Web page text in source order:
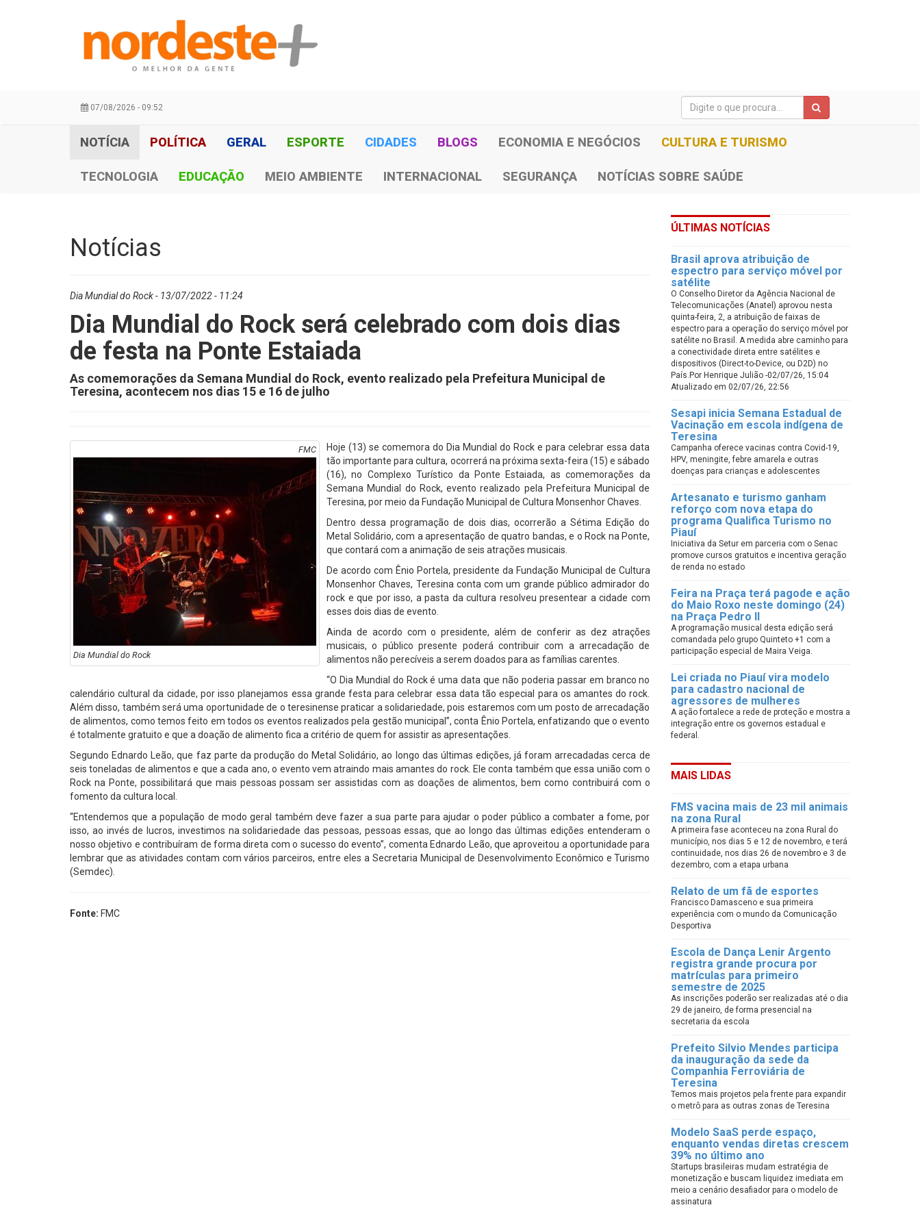
07/08/2026 - 09:52
NOTÍCIA POLÍTICA GERAL ESPORTE CIDADES BLOGS ECONOMIA E NEGÓCIOS CULTURA E TURISMO
TECNOLOGIA EDUCAÇÃO MEIO AMBIENTE INTERNACIONAL SEGURANÇA NOTÍCIAS SOBRE SAÚDE
Notícias
Dia Mundial do Rock - 13/07/2022 - 11:24
Dia Mundial do Rock será celebrado com dois dias
de festa na Ponte Estaiada
As comemorações da Semana Mundial do Rock, evento realizado pela Prefeitura Municipal de
Teresina, acontecem nos dias 15 e 16 de julho
FMC
Dia Mundial do Rock
Hoje (13) se comemora do Dia Mundial do Rock e para celebrar essa data
tão importante para cultura, ocorrerá na próxima sexta-feira (15) e sábado
(16), no Complexo Turístico da Ponte Estaiada, as comemorações da
Semana Mundial do Rock, evento realizado pela Prefeitura Municipal de
Teresina, por meio da Fundação Municipal de Cultura Monsenhor Chaves.
Dentro dessa programação de dois dias, ocorrerão a Sétima Edição do
Metal Solidário, com a apresentação de quatro bandas, e o Rock na Ponte,
que contará com a animação de seis atrações musicais.
De acordo com Ênio Portela, presidente da Fundação Municipal de Cultura
Monsenhor Chaves, Teresina conta com um grande público admirador do
rock e que por isso, a pasta da cultura resolveu presentear a cidade com
esses dois dias de evento.
Ainda de acordo com o presidente, além de conferir as dez atrações
musicais, o público presente poderá contribuir com a arrecadação de
alimentos não perecíveis a serem doados para as famílias carentes.
“O Dia Mundial do Rock é uma data que não poderia passar em branco no
calendário cultural da cidade, por isso planejamos essa grande festa para celebrar essa data tão especial para os amantes do rock.
Além disso, também será uma oportunidade de o teresinense praticar a solidariedade, pois estaremos com um posto de arrecadação
de alimentos, como temos feito em todos os eventos realizados pela gestão municipal”, conta Ênio Portela, enfatizando que o evento
é totalmente gratuito e que a doação de alimento fica a critério de quem for assistir as apresentações.
Segundo Ednardo Leão, que faz parte da produção do Metal Solidário, ao longo das últimas edições, já foram arrecadadas cerca de
seis toneladas de alimentos e que a cada ano, o evento vem atraindo mais amantes do rock. Ele conta também que essa união com o
Rock na Ponte, possibilitará que mais pessoas possam ser assistidas com as doações de alimentos, bem como contribuirá com o
fomento da cultura local.
“Entendemos que a população de modo geral também deve fazer a sua parte para ajudar o poder público a combater a fome, por
isso, ao invés de lucros, investimos na solidariedade das pessoas, pessoas essas, que ao longo das últimas edições entenderam o
nosso objetivo e contribuíram de forma direta com o sucesso do evento”, comenta Ednardo Leão, que aproveitou a oportunidade para
lembrar que as atividades contam com vários parceiros, entre eles a Secretaria Municipal de Desenvolvimento Econômico e Turismo
(Semdec).
Fonte: FMC
ÚLTIMAS NOTÍCIAS
Brasil aprova atribuição de
espectro para serviço móvel por
satélite
O Conselho Diretor da Agência Nacional de
Telecomunicações (Anatel) aprovou nesta
quinta-feira, 2, a atribuição de faixas de
espectro para a operação do serviço móvel por
satélite no Brasil. A medida abre caminho para
a conectividade direta entre satélites e
dispositivos (Direct-to-Device, ou D2D) no
País.Por Henrique Julião -02/07/26, 15:04
Atualizado em 02/07/26, 22:56
Sesapi inicia Semana Estadual de
Vacinação em escola indígena de
Teresina
Campanha oferece vacinas contra Covid-19,
HPV, meningite, febre amarela e outras
doenças para crianças e adolescentes
Artesanato e turismo ganham
reforço com nova etapa do
programa Qualifica Turismo no
Piauí
Iniciativa da Setur em parceria com o Senac
promove cursos gratuitos e incentiva geração
de renda no estado
Feira na Praça terá pagode e ação
do Maio Roxo neste domingo (24)
na Praça Pedro II
A programação musical desta edição será
comandada pelo grupo Quinteto +1 com a
participação especial de Maira Veiga.
Lei criada no Piauí vira modelo
para cadastro nacional de
agressores de mulheres
A ação fortalece a rede de proteção e mostra a
integração entre os governos estadual e
federal.
MAIS LIDAS
FMS vacina mais de 23 mil animais
na zona Rural
A primeira fase aconteceu na zona Rural do
município, nos dias 5 e 12 de novembro, e terá
continuidade, nos dias 26 de novembro e 3 de
dezembro, com a etapa urbana
Relato de um fã de esportes
Francisco Damasceno e sua primeira
experiência com o mundo da Comunicação
Desportiva
Escola de Dança Lenir Argento
registra grande procura por
matrículas para primeiro
semestre de 2025
As inscrições poderão ser realizadas até o dia
29 de janeiro, de forma presencial na
secretaria da escola
Prefeito Silvio Mendes participa
da inauguração da sede da
Companhia Ferroviária de
Teresina
Temos mais projetos pela frente para expandir
o metrô para as outras zonas de Teresina
Modelo SaaS perde espaço,
enquanto vendas diretas crescem
39% no último ano
Startups brasileiras mudam estratégia de
monetização e buscam liquidez imediata em
meio a cenário desafiador para o modelo de
assinatura